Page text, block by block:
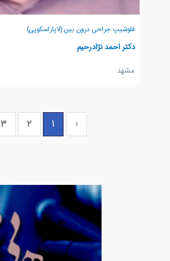
فلوشیپ جراحی درون بین (لاپاراسکوپی)
دکتر احمد نژادرحیم
مشهد
‹
1
2
3